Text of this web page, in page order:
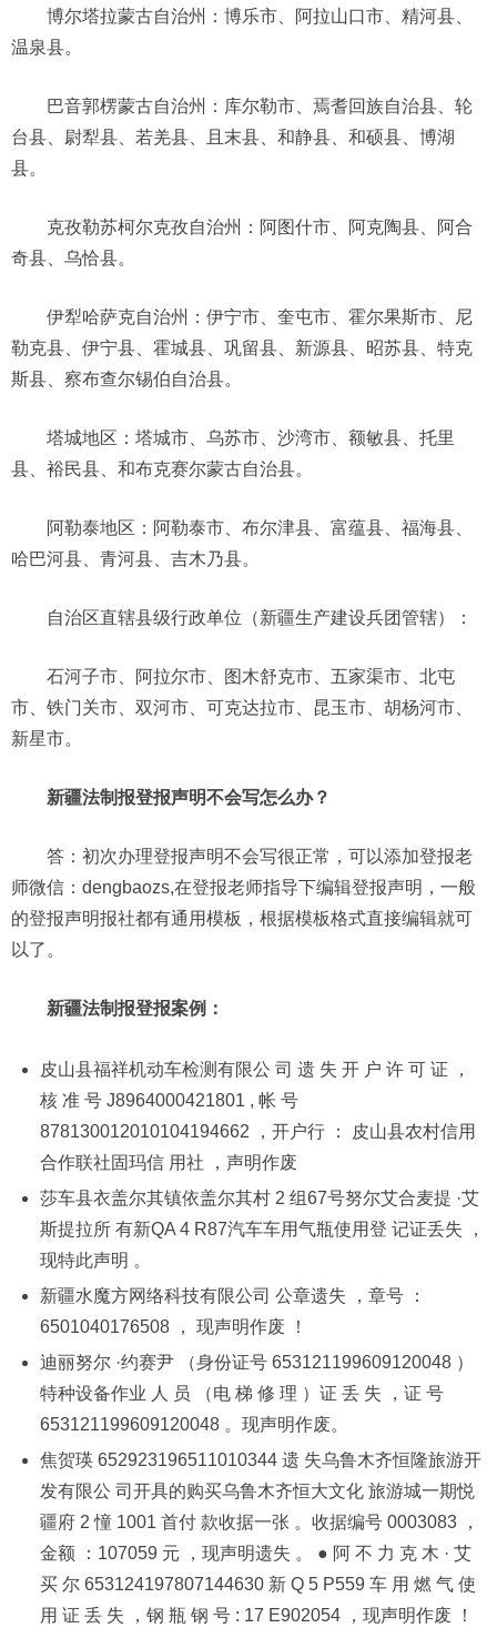
博尔塔拉蒙古自治州：博乐市、阿拉山口市、精河县、
温泉县。
巴音郭楞蒙古自治州：库尔勒市、焉耆回族自治县、轮
台县、尉犁县、若羌县、且末县、和静县、和硕县、博湖
县。
克孜勒苏柯尔克孜自治州：阿图什市、阿克陶县、阿合
奇县、乌恰县。
伊犁哈萨克自治州：伊宁市、奎屯市、霍尔果斯市、尼
勒克县、伊宁县、霍城县、巩留县、新源县、昭苏县、特克
斯县、察布查尔锡伯自治县。
塔城地区：塔城市、乌苏市、沙湾市、额敏县、托里
县、裕民县、和布克赛尔蒙古自治县。
阿勒泰地区：阿勒泰市、布尔津县、富蕴县、福海县、
哈巴河县、青河县、吉木乃县。
自治区直辖县级行政单位（新疆生产建设兵团管辖）：
石河子市、阿拉尔市、图木舒克市、五家渠市、北屯
市、铁门关市、双河市、可克达拉市、昆玉市、胡杨河市、
新星市。
新疆法制报登报声明不会写怎么办？
答：初次办理登报声明不会写很正常，可以添加登报老
师微信：dengbaozs,在登报老师指导下编辑登报声明，一般
的登报声明报社都有通用模板，根据模板格式直接编辑就可
以了。
新疆法制报登报案例：
皮山县福祥机动车检测有限公 司 遗 失 开 户 许 可 证 ，
核 准 号 J8964000421801 , 帐 号
878130012010104194662 ，开户行 ： 皮山县农村信用
合作联社固玛信 用社 ，声明作废
莎车县衣盖尔其镇依盖尔其村 2 组67号努尔艾合麦提 ·艾
斯提拉所 有新QA 4 R87汽车车用气瓶使用登 记证丢失 ，
现特此声明 。
新疆水魔方网络科技有限公司 公章遗失 ，章号 ：
6501040176508 ， 现声明作废 ！
迪丽努尔 ·约赛尹 （身份证号 653121199609120048 ）
特种设备作业 人 员 （电 梯 修 理 ）证 丢 失 ，证 号
653121199609120048 。现声明作废。
焦贺瑛 652923196511010344 遗 失乌鲁木齐恒隆旅游开
发有限公 司开具的购买乌鲁木齐恒大文化 旅游城一期悦
疆府 2 憧 1001 首付 款收据一张 。收据编号 0003083 ，
金额 ：107059 元 ，现声明遗失 。 ● 阿 不 力 克 木 · 艾
买 尔 653124197807144630 新 Q 5 P559 车 用 燃 气 使
用 证 丢 失 ，钢 瓶 钢 号 : 17 E902054 ，现声明作废 ！